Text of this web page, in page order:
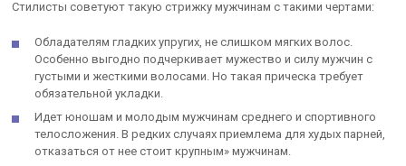
Стилисты советуют такую стрижку мужчинам с такими чертами:
Обладателям гладких упругих, не слишком мягких волос.
Особенно выгодно подчеркивает мужество и силу мужчин с
густыми и жесткими волосами. Но такая прическа требует
обязательной укладки.
Идет юношам и молодым мужчинам среднего и спортивного
телосложения. В редких случаях приемлема для худых парней,
отказаться от нее стоит крупным» мужчинам.